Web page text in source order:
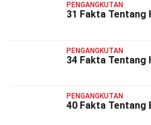
PENGANGKUTAN
31 Fakta Tentang
PENGANGKUTAN
34 Fakta Tentang
PENGANGKUTAN
40 Fakta Tentang